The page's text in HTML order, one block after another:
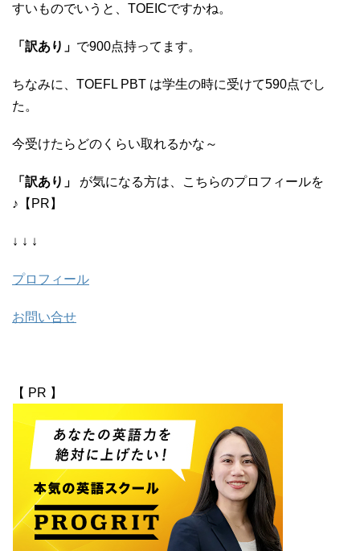
すいものでいうと、TOEICですかね。
「訳あり」 で900点持ってます。
ちなみに、TOEFL PBT は学生の時に受けて590点でし
た。
今受けたらどのくらい取れるかな～
「訳あり」
が気になる方は、こちらのプロフィールを
♪【PR】
↓ ↓ ↓
プロフィール
お問い合せ
【 PR 】